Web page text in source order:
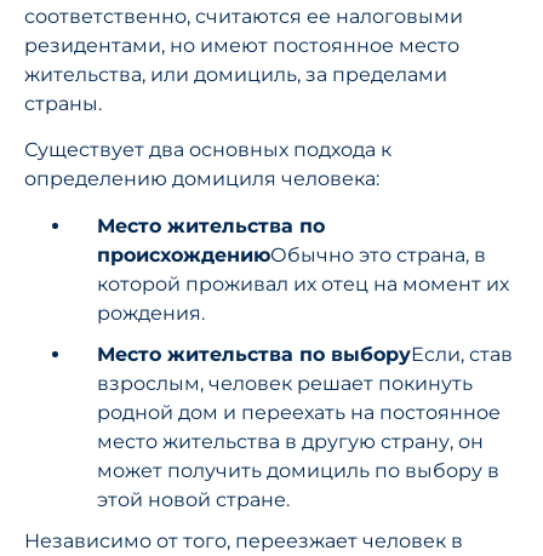
соответственно, считаются ее налоговыми
резидентами, но имеют постоянное место
жительства, или домициль, за пределами
страны.
Существует два основных подхода к
определению домициля человека:
Место жительства по
происхождениюОбычно это страна, в
которой проживал их отец на момент их
рождения.
Место жительства по выборуЕсли, став
взрослым, человек решает покинуть
родной дом и переехать на постоянное
место жительства в другую страну, он
может получить домициль по выбору в
этой новой стране.
Независимо от того, переезжает человек в